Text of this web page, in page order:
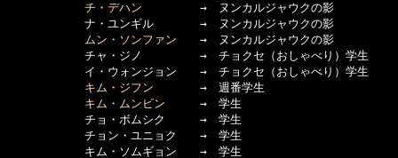
チ・デハン →　ヌンカルジャウクの影
      　　　ナ・ユンギル　　　　→　ヌンカルジャウクの影
ムン・ソンファン →　ヌンカルジャウクの影
      　　　チャ・ジノ　　　　　→　チョクセ（おしゃべり）学生
      　　　イ・ウォンジョン　　→　チョクセ（おしゃべり）学生
キム・ジフン →　週番学生
キム・ムンビン →　学生
      　　　チョ・ボムシク　　　→　学生
      　　　チョン・ユニョク　　→　学生
      　　　キム・ソムギョン　　→　学生